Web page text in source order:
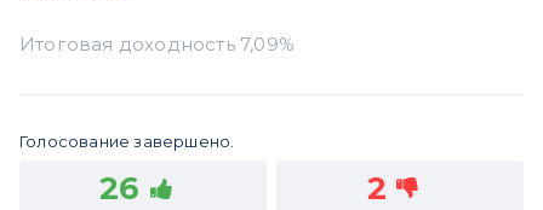
Голосование завершено.
26 2